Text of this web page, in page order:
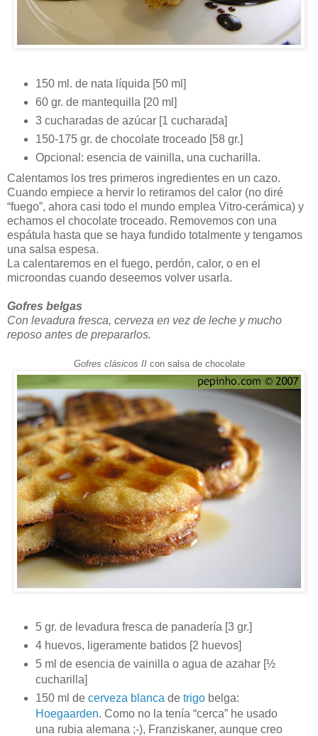
150 ml. de nata líquida [50 ml]
60 gr. de mantequilla [20 ml]
3 cucharadas de azúcar [1 cucharada]
150-175 gr. de chocolate troceado [58 gr.]
Opcional: esencia de vainilla, una cucharilla.
Calentamos los tres primeros ingredientes en un cazo.
Cuando empiece a hervir lo retiramos del calor (no diré
“fuego”, ahora casi todo el mundo emplea Vitro-cerámica) y
echamos el chocolate troceado. Removemos con una
espátula hasta que se haya fundido totalmente y tengamos
una salsa espesa.
La calentaremos en el fuego, perdón, calor, o en el
microondas cuando deseemos volver usarla.
Gofres belgas
Con levadura fresca, cerveza en vez de leche y mucho
reposo antes de prepararlos.
Gofres clásicos IIcon salsa de chocolate
5 gr. de levadura fresca de panadería [3 gr.]
4 huevos, ligeramente batidos [2 huevos]
5 ml de esencia de vainilla o agua de azahar [½
cucharilla]
150 ml de cerveza blanca de trigobelga:
Hoegaarden. Como no la tenía “cerca” he usado
una rubia alemana ;-), Franziskaner, aunque creo